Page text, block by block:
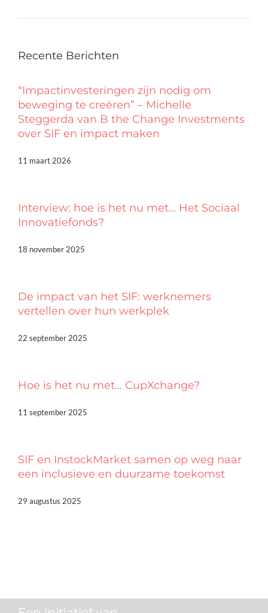
Recente Berichten
“Impactinvesteringen zijn nodig om
beweging te creëren” – Michelle
Steggerda van B the Change Investments
over SIF en impact maken
11 maart 2026
Interview: hoe is het nu met… Het Sociaal
Innovatiefonds?
18 november 2025
De impact van het SIF: werknemers
vertellen over hun werkplek
22 september 2025
Hoe is het nu met… CupXchange?
11 september 2025
SIF en InstockMarket samen op weg naar
een inclusieve en duurzame toekomst
29 augustus 2025